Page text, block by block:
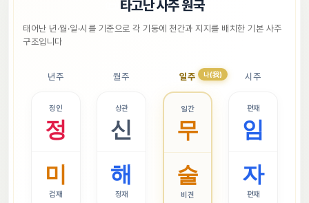
타고난 사주 원국
태어난 년·월·일·시를 기준으로 각 기둥에 천간과 지지를 배치한 기본 사주
구조입니다
시주
편재
임
자
편재
일주
일간
무
술
비견
나(我)
월주
상관
신
해
정재
년주
정인
정
미
겁재